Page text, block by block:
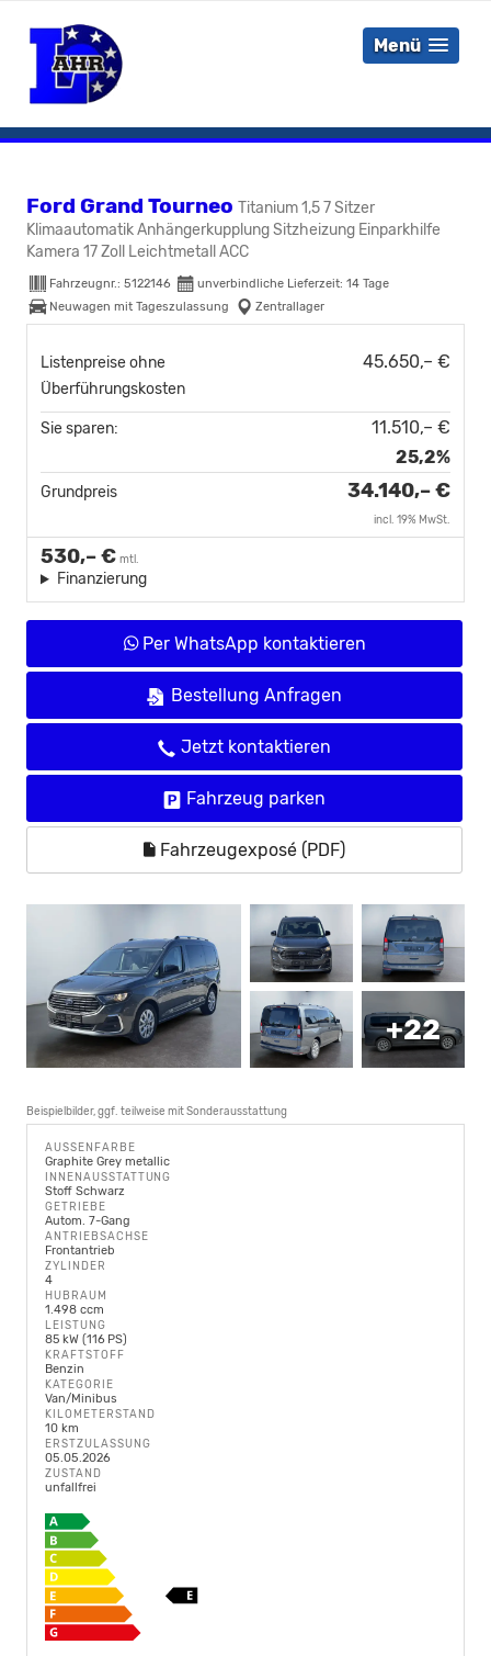
Menü
Ford Grand Tourneo Titanium 1,5 7 Sitzer
Klimaautomatik Anhängerkupplung Sitzheizung Einparkhilfe
Kamera 17 Zoll Leichtmetall ACC
Fahrzeugnr.: 5122146 unverbindliche Lieferzeit: 14 Tage
Neuwagen mit Tageszulassung
Zentrallager
Listenpreise ohne
Überführungskosten
45.650,– €
Sie sparen:
11.510,– €
25,2%
Grundpreis 34.140,– €
incl. 19% MwSt.
530,– € mtl.
Finanzierung
Per WhatsApp kontaktieren
Bestellung Anfragen
Jetzt kontaktieren
Fahrzeug parken
Fahrzeugexposé (PDF)
+22
Beispielbilder, ggf. teilweise mit Sonderausstattung
AUSSENFARBE
Graphite Grey metallic
INNENAUSSTATTUNG
Stoff Schwarz
GETRIEBE
Autom. 7-Gang
ANTRIEBSACHSE
Frontantrieb
ZYLINDER
4
HUBRAUM
1.498 ccm
LEISTUNG
85 kW (116 PS)
KRAFTSTOFF
Benzin
KATEGORIE
Van/Minibus
KILOMETERSTAND
10 km
ERSTZULASSUNG
05.05.2026
ZUSTAND
unfallfrei